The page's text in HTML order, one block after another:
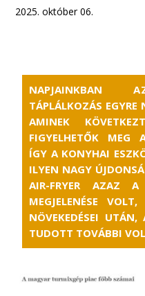
2025. október 06.
NAPJAINKBAN A
TÁPLÁLKOZÁS
AMINEK KÖVETKEZ
FIGYELHETŐK MEG
ÍGY A KONYHAI
ILYEN NAGY
AIR-FRYERAZAZ A
MEGJELENÉSE
NÖVEKEDÉSEI
TUDOTT TOVÁBBI